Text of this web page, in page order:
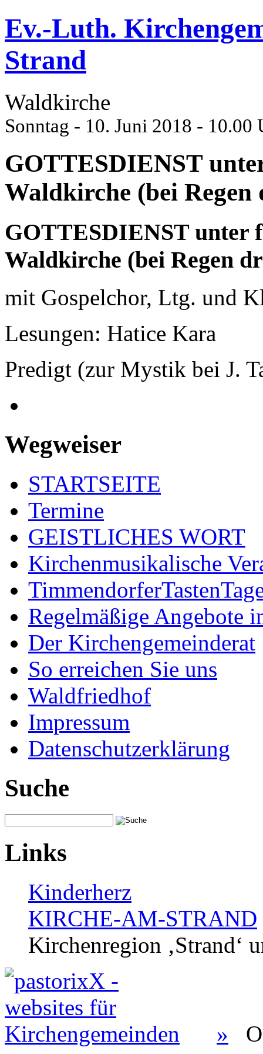
Ev.-Luth.
Strand
Waldkirche
Sonntag - 10. Juni 2018 - 10.00
GOTTESDIENST
Waldkirche (bei Regen
GOTTESDIENST unter
Waldkirche (bei Regen
mit Gospelchor, Ltg. und
Lesungen: Hatice Kara
Predigt (zur Mystik bei J.
Wegweiser
STARTSEITE
Termine
GEISTLICHES WORT
Kirchenmusikalische
Regelmäßige Angebote
Der Kirchengemeinderat
So erreichen Sie uns
Waldfriedhof
Impressum
Datenschutzerklärung
Suche
Links
Kinderherz
KIRCHE-AM-STRAND
Kirchenregion ‚Strand‘
»